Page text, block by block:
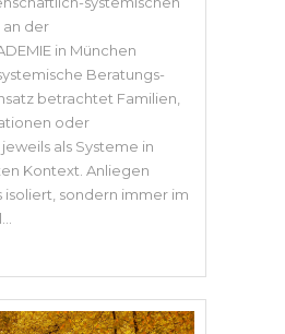
an der
in München
Beratungs-
betrachtet Familien,
oder
als Systeme in
Kontext. Anliegen
sondern immer im